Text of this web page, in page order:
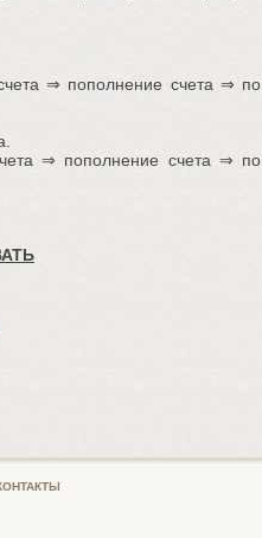
⇒ пополнение счета ⇒ по
⇒ пополнение счета ⇒ по